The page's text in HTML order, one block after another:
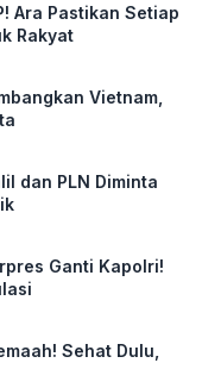
Ara Pastikan Setiap
Rakyat
Vietnam,
dan PLN Diminta
Ganti Kapolri!
Sehat Dulu,